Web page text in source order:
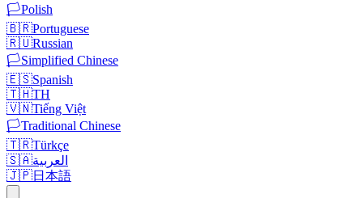
🏳️Polish
🇧🇷Portuguese
🇷🇺Russian
🏳️Simplified Chinese
🇪🇸Spanish
🇹🇭TH
🇻🇳Tiếng Việt
🏳️Traditional Chinese
🇹🇷Türkçe
🇸🇦العربية
🇯🇵日本語